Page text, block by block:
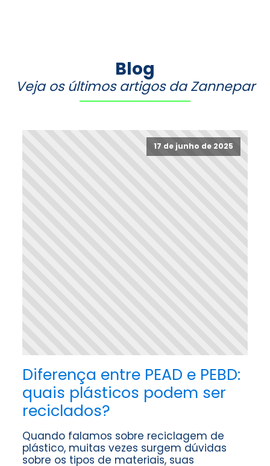
Blog
Veja os últimos artigos da Zannepar
17 de junho de 2025
Diferença entre PEAD e PEBD:
quais plásticos podem ser
reciclados?
Quando falamos sobre reciclagem de
plástico, muitas vezes surgem dúvidas
sobre os tipos de materiais, suas